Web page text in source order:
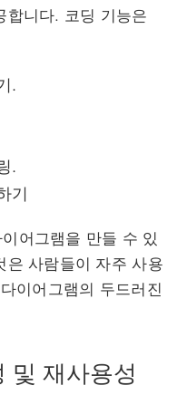
합니다. 코딩 기능은
.
.
기
어그램을 만들 수 있
은 사람들이 자주 사용
이어그램의 두드러진
및 재사용성